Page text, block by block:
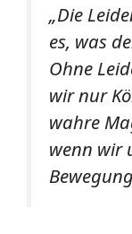
„Die
es, was
Ohne
wir nur
wahre
wenn wir